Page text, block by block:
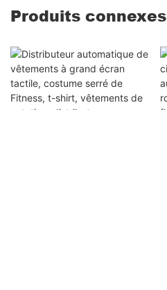
Produits connexes